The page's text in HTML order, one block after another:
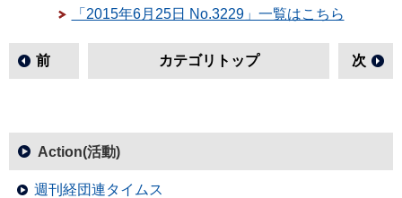
「2015年6月25日 No.3229」一覧はこちら
前 カテゴリトップ 次
Action(活動)
週刊経団連タイムス